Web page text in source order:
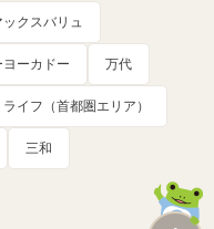
ックスバリュ
ヨーカドー 万代
ライフ（首都圏エリア）
三和